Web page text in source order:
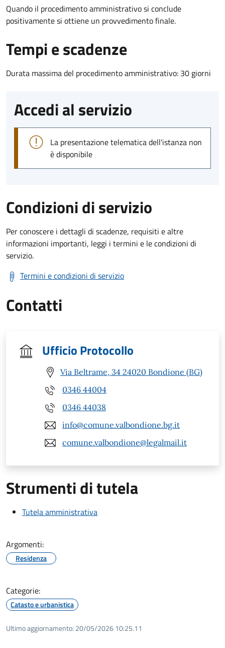
Quando il procedimento amministrativo si conclude
positivamente si ottiene un provvedimento finale.
Tempi e scadenze
Durata massima del procedimento amministrativo: 30 giorni
Accedi al servizio
La presentazione telematica dell'istanza non
è disponibile
Condizioni di servizio
Per conoscere i dettagli di scadenze, requisiti e altre
informazioni importanti, leggi i termini e le condizioni di
servizio.
Termini e condizioni di servizio
Contatti
Ufficio Protocollo
Via Beltrame, 34 24020 Bondione (BG)
0346 44004
0346 44038
info@comune.valbondione.bg.it
comune.valbondione@legalmail.it
Strumenti di tutela
Tutela amministrativa
Argomenti:
Residenza
Categorie:
Catasto e urbanistica
Ultimo aggiornamento: 20/05/2026 10:25.11